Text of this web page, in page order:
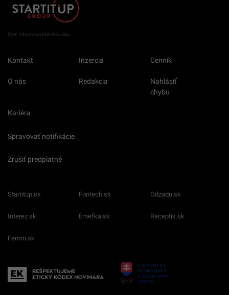
Člen združenia IAB Slovakia
Kontakt Inzercia Cenník
O nás Redakcia
Nahlásiť
chybu
Kariéra
Spravovať notifikácie
Zrušiť predplatné
Startitup.sk Fontech.sk Odzadu.sk
Interez.sk Emefka.sk Receptik.sk
Femm.sk